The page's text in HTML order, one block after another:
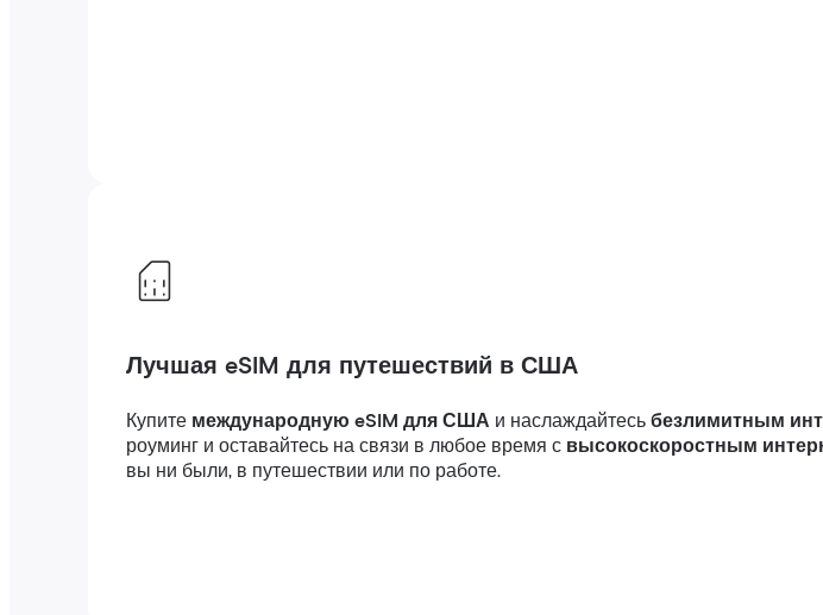
Лучшая eSIM для путешествий в США
Купите международную eSIM для США и наслаждайтесьбезлимитным
роуминг и оставайтесь на связи в любое время с высокоскоростным
вы ни были, в путешествии или по работе.